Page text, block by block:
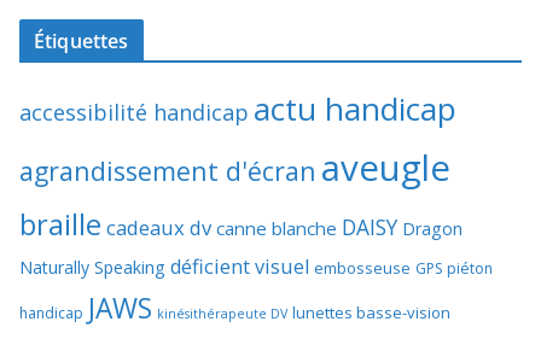
Étiquettes
accessibilité handicap actu handicap
agrandissement d'écran aveugle
braille cadeaux dv canne blanche DAISY Dragon
Naturally Speaking déficient visuel embosseuse GPS piéton
handicap JAWS kinésithérapeute DV lunettes basse-vision